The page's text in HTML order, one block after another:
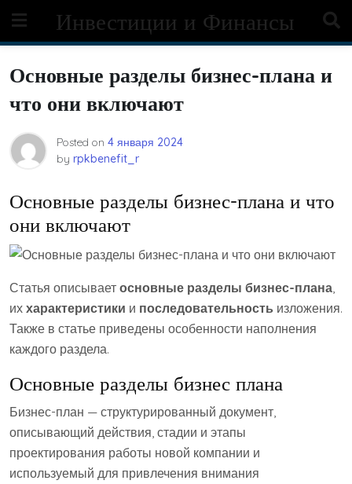
content
Инвестиции и Финансы
Основные разделы бизнес-плана и
что они включают
Posted on 4 января 2024
by rpkbenefit_r
Основные разделы бизнес-плана и что
они включают
Статья описывает основные разделы бизнес-плана
их характеристики и последовательность изложения.
Также в статье приведены особенности наполнения
каждого раздела.
Основные разделы бизнес плана
Бизнес-план — структурированный документ,
описывающий действия, стадии и этапы
проектирования работы новой компании и
используемый для привлечения внимания